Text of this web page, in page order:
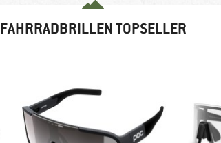
FAHRRADBRILLEN TOPSELLER